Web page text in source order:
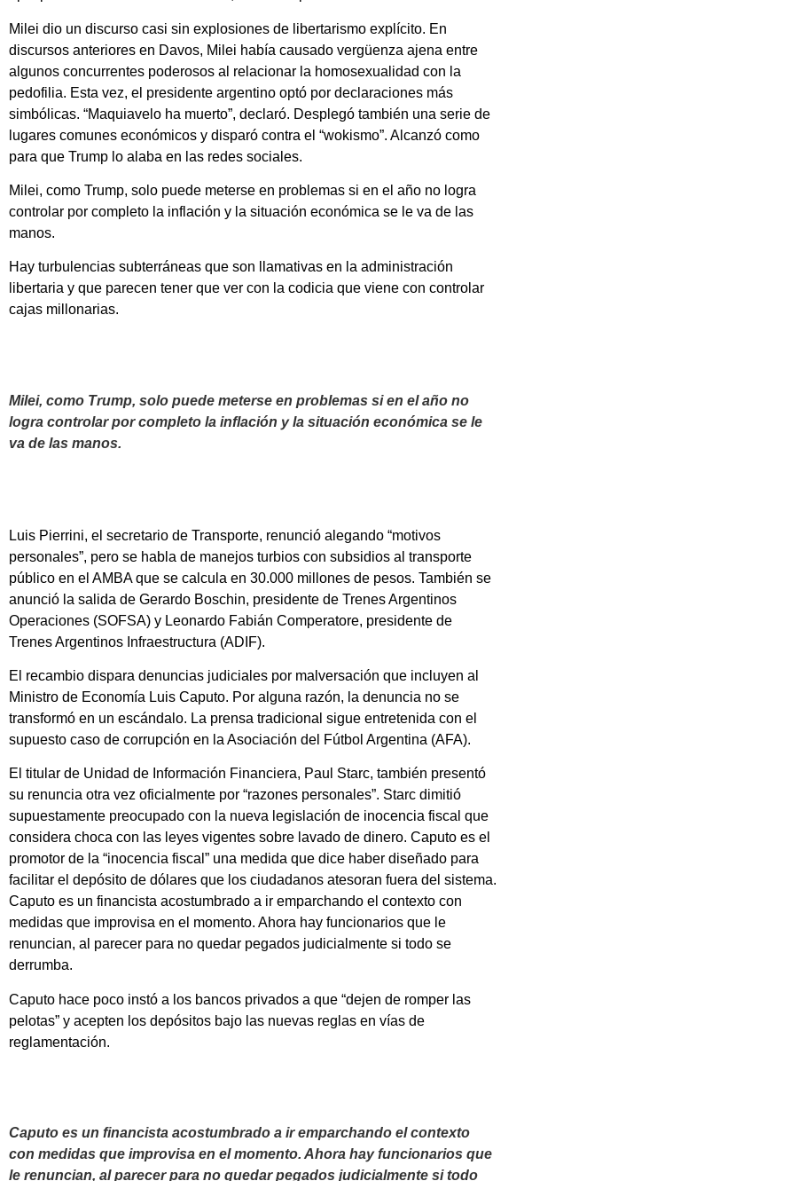
Milei dio un discurso casi sin explosiones de libertarismo explícito. En
discursos anteriores en Davos, Milei había causado vergüenza ajena entre
algunos concurrentes poderosos al relacionar la homosexualidad con la
pedofilia. Esta vez, el presidente argentino optó por declaraciones más
simbólicas. “Maquiavelo ha muerto”, declaró. Desplegó también una serie de
lugares comunes económicos y disparó contra el “wokismo”. Alcanzó como
para que Trump lo alaba en las redes sociales.
Milei, como Trump, solo puede meterse en problemas si en el año no logra
controlar por completo la inflación y la situación económica se le va de las
manos.
Hay turbulencias subterráneas que son llamativas en la administración
libertaria y que parecen tener que ver con la codicia que viene con controlar
cajas millonarias.
Milei, como Trump, solo puede meterse en problemas si en el año no
logra controlar por completo la inflación y la situación económica se le
va de las manos.
Luis Pierrini, el secretario de Transporte, renunció alegando “motivos
personales”, pero se habla de manejos turbios con subsidios al transporte
público en el AMBA que se calcula en 30.000 millones de pesos. También se
anunció la salida de Gerardo Boschin, presidente de Trenes Argentinos
Operaciones (SOFSA) y Leonardo Fabián Comperatore, presidente de
Trenes Argentinos Infraestructura (ADIF).
El recambio dispara denuncias judiciales por malversación que incluyen al
Ministro de Economía Luis Caputo. Por alguna razón, la denuncia no se
transformó en un escándalo. La prensa tradicional sigue entretenida con el
supuesto caso de corrupción en la Asociación del Fútbol Argentina (AFA).
El titular de Unidad de Información Financiera, Paul Starc, también presentó
su renuncia otra vez oficialmente por “razones personales”. Starc dimitió
supuestamente preocupado con la nueva legislación de inocencia fiscal que
considera choca con las leyes vigentes sobre lavado de dinero. Caputo es el
promotor de la “inocencia fiscal” una medida que dice haber diseñado para
facilitar el depósito de dólares que los ciudadanos atesoran fuera del sistema.
Caputo es un financista acostumbrado a ir emparchando el contexto con
medidas que improvisa en el momento. Ahora hay funcionarios que le
renuncian, al parecer para no quedar pegados judicialmente si todo se
derrumba.
Caputo hace poco instó a los bancos privados a que “dejen de romper las
pelotas” y acepten los depósitos bajo las nuevas reglas en vías de
reglamentación.
Caputo es un financista acostumbrado a ir emparchando el contexto
con medidas que improvisa en el momento. Ahora hay funcionarios que
le renuncian, al parecer para no quedar pegados judicialmente si todo